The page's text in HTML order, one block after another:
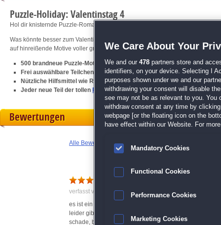
Puzzle-Holiday: Valentinstag 4
Hol dir knisternde Puzzle-Romantik nach Hause!
Was könnte besser zum Valentinstag passen als ein neuer Teil der "Puzzle-
auf hinreißende Motive voller großer Gefühle trifft, dann lässt die Romantik
500 brandneue Puzzle-Motive für Romantiker
Frei auswählbare Teilchenzahl und -form
Nützliche Hilfsmittel wie Randanzeiger, Ablage und Lupe
Jeder neue Teil der tollen Puzzle Holiday-Reihe lässt die Herzen von
Bewertungen
Alle Bewertungen anzeigen
Super Puzzle
verfasst von Anonym am 13.02.2017 um 10:51
es ist ein richtig gutes Puzzle
leider gibt es viel zu wenig neue Puzzle
schade, bitte öfter Neue einstellen
We Care About Your
We and our 478 partners store and
identifiers, on your device. Selecting I
purposes shown under we and our
withdrawing your consent will disable
see may not be as relevant to you. You
withdraw consent at any time by
webpage [or the floating icon on the
have effect within our Website. For
Mandatory Cookies
Functional Cookies
Performance Cookies
Marketing Cookies